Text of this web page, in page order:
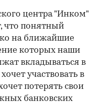
центра "Инком"
что понятный
на ближайшие
которых наши
вкладываться в
участвовать в
потерять свои
банковских